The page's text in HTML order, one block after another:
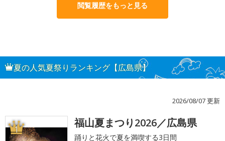
閲覧履歴をもっと見る
夏の人気夏祭りランキング【広島県】
2026/08/07 更新
1 福山夏まつり2026／広島県
踊りと花火で夏を満喫する3日間